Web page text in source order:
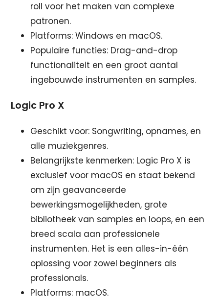
roll voor het maken van complexe
patronen.
Platforms: Windows en macOS.
Populaire functies: Drag-and-drop
functionaliteit en een groot aantal
ingebouwde instrumenten en samples.
Logic Pro X
Geschikt voor: Songwriting, opnames, en
alle muziekgenres.
Belangrijkste kenmerken: Logic Pro X is
exclusief voor macOS en staat bekend
om zijn geavanceerde
bewerkingsmogelijkheden, grote
bibliotheek van samples en loops, en een
breed scala aan professionele
instrumenten. Het is een alles-in-één
oplossing voor zowel beginners als
professionals.
Platforms: macOS.